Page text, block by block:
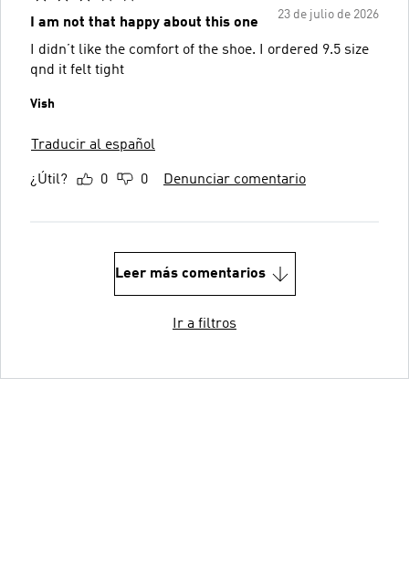
23 de julio de 2026
I am not that happy about this one
I didn’t like the comfort of the shoe. I ordered 9.5 size
qnd it felt tight
Vish
Traducir al español
¿Útil? 0 0 Denunciar comentario
Leer más comentarios
Ir a filtros